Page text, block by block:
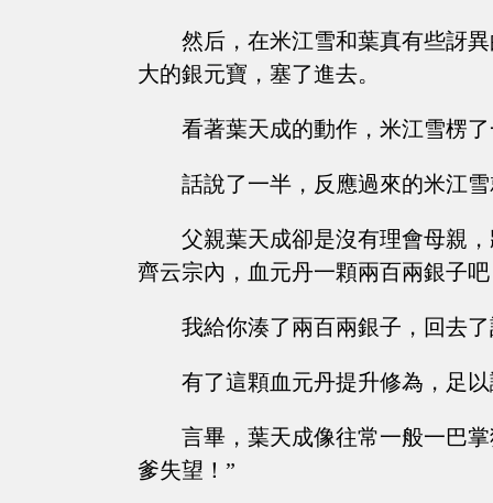
然后，在米江雪和葉真有些訝
大的銀元寶，塞了進去。
看著葉天成的動作，米江雪楞
話說了一半，反應過來的米江
父親葉天成卻是沒有理會母親
齊云宗內，血元丹一顆兩百兩銀子
我給你湊了兩百兩銀子，回去
有了這顆血元丹提升修為，足
言畢，葉天成像往常一般一巴
爹失望！”